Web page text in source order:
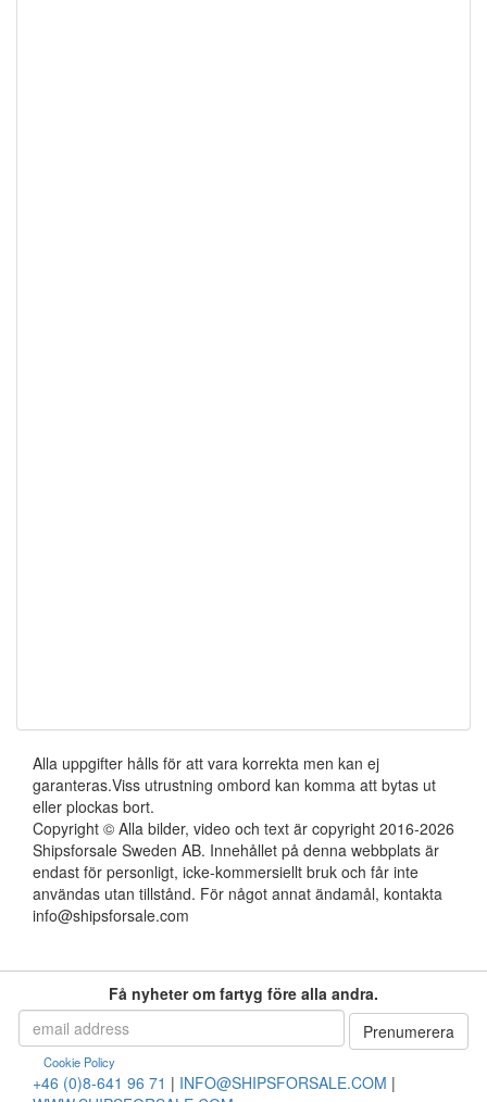
Alla uppgifter hålls för att vara korrekta men kan ej
garanteras.Viss utrustning ombord kan komma att bytas ut
eller plockas bort.
Copyright © Alla bilder, video och text är copyright 2016-2026
Shipsforsale Sweden AB. Innehållet på denna webbplats är
endast för personligt, icke-kommersiellt bruk och får inte
användas utan tillstånd. För något annat ändamål, kontakta
info@shipsforsale.com
Få nyheter om fartyg före alla andra.
Cookie Policy
+46 (0)8-641 96 71 | INFO@SHIPSFORSALE.COM |